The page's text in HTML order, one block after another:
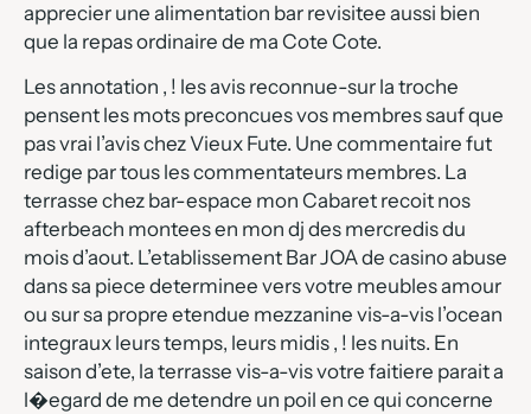
apprecier une alimentation bar revisitee aussi bien
que la repas ordinaire de ma Cote Cote.
Les annotation , ! les avis reconnue-sur la troche
pensent les mots preconcues vos membres sauf que
pas vrai l’avis chez Vieux Fute. Une commentaire fut
redige par tous les commentateurs membres. La
terrasse chez bar-espace mon Cabaret recoit nos
afterbeach montees en mon dj des mercredis du
mois d’aout. L’etablissement Bar JOA de casino abuse
dans sa piece determinee vers votre meubles amour
ou sur sa propre etendue mezzanine vis-a-vis l’ocean
integraux leurs temps, leurs midis , ! les nuits. En
saison d’ete, la terrasse vis-a-vis votre faitiere parait a
l�egard de me detendre un poil en ce qui concerne